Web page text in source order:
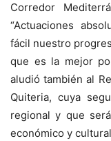
Corredor
“Actuaciones
fácil nuestro
que es la mejor
aludió también al
Quiteria, cuya
regional y que
económico y